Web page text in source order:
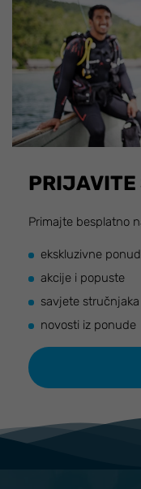
PRIJAVITE
Primajte besplatno
ekskluzivne
akcije i popuste
savjete stručnjaka
novosti iz ponude